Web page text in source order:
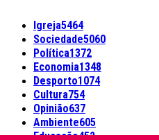
Igreja5464
Sociedade5060
Política1372
Economia1348
Desporto1074
Cultura754
Opinião637
Ambiente605
Educação452